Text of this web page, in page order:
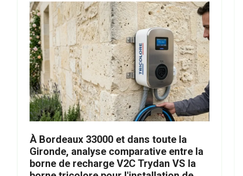
À Bordeaux 33000 et dans toute la
Gironde, analyse comparative entre la
borne de recharge V2C Trydan VS la